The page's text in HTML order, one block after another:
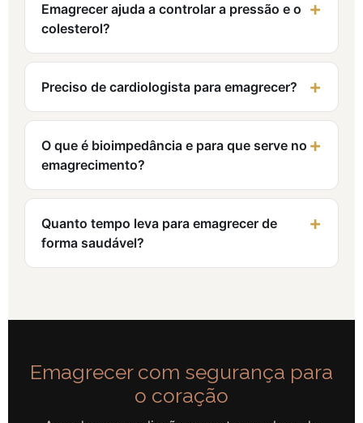
Emagrecer ajuda a controlar a pressão e o
colesterol?
Preciso de cardiologista para emagrecer?
O que é bioimpedância e para que serve no
emagrecimento?
Quanto tempo leva para emagrecer de
forma saudável?
Emagrecer com segurança para
o coração